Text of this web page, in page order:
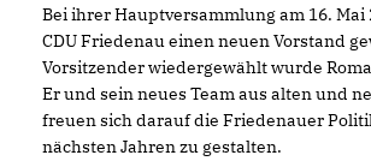
Bei ihrer Hauptversammlung am 16. Mai
CDU Friedenau einen neuen Vorstand
Vorsitzender wiedergewählt wurde
Er und sein neues Team aus alten und
freuen sich darauf die Friedenauer
nächsten Jahren zu gestalten.